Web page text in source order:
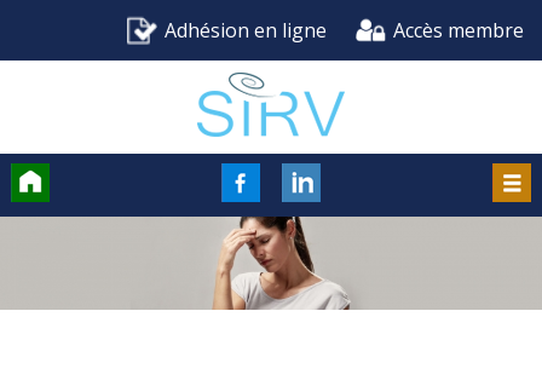
Accès membre
Adhésion en ligne
FaceBookLinkedIn